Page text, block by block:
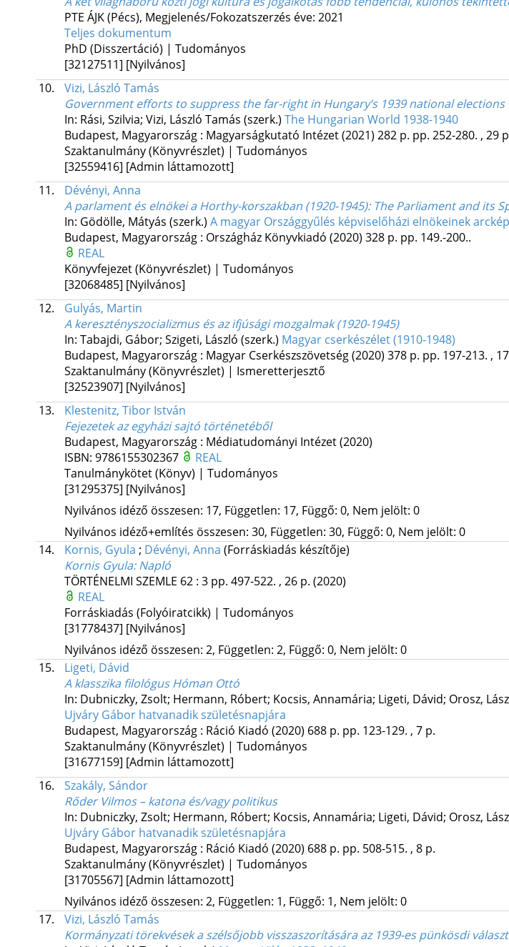
PTE ÁJK (Pécs), Megjelenés/Fokozatszerzés éve: 2021
Teljes dokumentum
PhD (Disszertáció) | Tudományos
[32127511] [Nyilvános]
10.
Vizi, László Tamás
Government efforts to suppress the far-right in Hungary’s 1939 national elections
In: Rási, Szilvia; Vizi, László Tamás (szerk.) The Hungarian World 1938-1940
Budapest, Magyarország : Magyarságkutató Intézet(2021) 282 p. pp. 252-280. , 29
Szaktanulmány (Könyvrészlet) | Tudományos
[32559416] [Admin láttamozott]
11.
Dévényi, Anna
A parlament és elnökei a Horthy-korszakban (1920-1945): The Parliament and its
In: Gödölle, Mátyás (szerk.) A magyar Országgyűlés képviselőházi elnökeinek
Budapest, Magyarország : Országház Könyvkiadó (2020) 328 p. pp. 149.-200..
REAL
Könyvfejezet (Könyvrészlet) | Tudományos
[32068485] [Nyilvános]
12.
Gulyás, Martin
A keresztényszocializmus és az ifjúsági mozgalmak (1920-1945)
In: Tabajdi, Gábor; Szigeti, László (szerk.) Magyar cserkészélet (1910-1948)
Budapest, Magyarország : Magyar Cserkészszövetség(2020) 378 p. pp. 197-213. ,
Szaktanulmány (Könyvrészlet) | Ismeretterjesztő
[32523907] [Nyilvános]
13.
Klestenitz, Tibor István
Fejezetek az egyházi sajtó történetéből
Budapest, Magyarország : Médiatudományi Intézet(2020)
ISBN: 9786155302367
REAL
Tanulmánykötet (Könyv) | Tudományos
[31295375] [Nyilvános]
Nyilvános idéző összesen: 17, Független: 17, Függő: 0, Nem jelölt: 0
Nyilvános idéző+említés összesen: 30, Független: 30, Függő: 0, Nem jelölt: 0
14.
Kornis, Gyula ; Dévényi, Anna (Forráskiadás készítője)
Kornis Gyula: Napló
TÖRTÉNELMI SZEMLE 62: 3 pp. 497-522. , 26 p. (2020)
REAL
Forráskiadás (Folyóiratcikk) | Tudományos
[31778437] [Nyilvános]
Nyilvános idéző összesen: 2, Független: 2, Függő: 0, Nem jelölt: 0
15.
Ligeti, Dávid
A klasszika filológus Hóman Ottó
In: Dubniczky, Zsolt; Hermann, Róbert; Kocsis, Annamária; Ligeti, Dávid; Orosz,
Ujváry Gábor hatvanadik születésnapjára
Budapest, Magyarország : Ráció Kiadó (2020) 688 p. pp. 123-129. , 7 p.
Szaktanulmány (Könyvrészlet) | Tudományos
[31677159] [Admin láttamozott]
16.
Szakály, Sándor
Rőder Vilmos – katona és/vagy politikus
In: Dubniczky, Zsolt; Hermann, Róbert; Kocsis, Annamária; Ligeti, Dávid; Orosz,
Ujváry Gábor hatvanadik születésnapjára
Budapest, Magyarország : Ráció Kiadó (2020) 688 p. pp. 508-515. , 8 p.
Szaktanulmány (Könyvrészlet) | Tudományos
[31705567] [Admin láttamozott]
Nyilvános idéző összesen: 2, Független: 1, Függő: 1, Nem jelölt: 0
17.
Vizi, László Tamás
Kormányzati törekvések a szélsőjobb visszaszorítására az 1939-es pünkösdi